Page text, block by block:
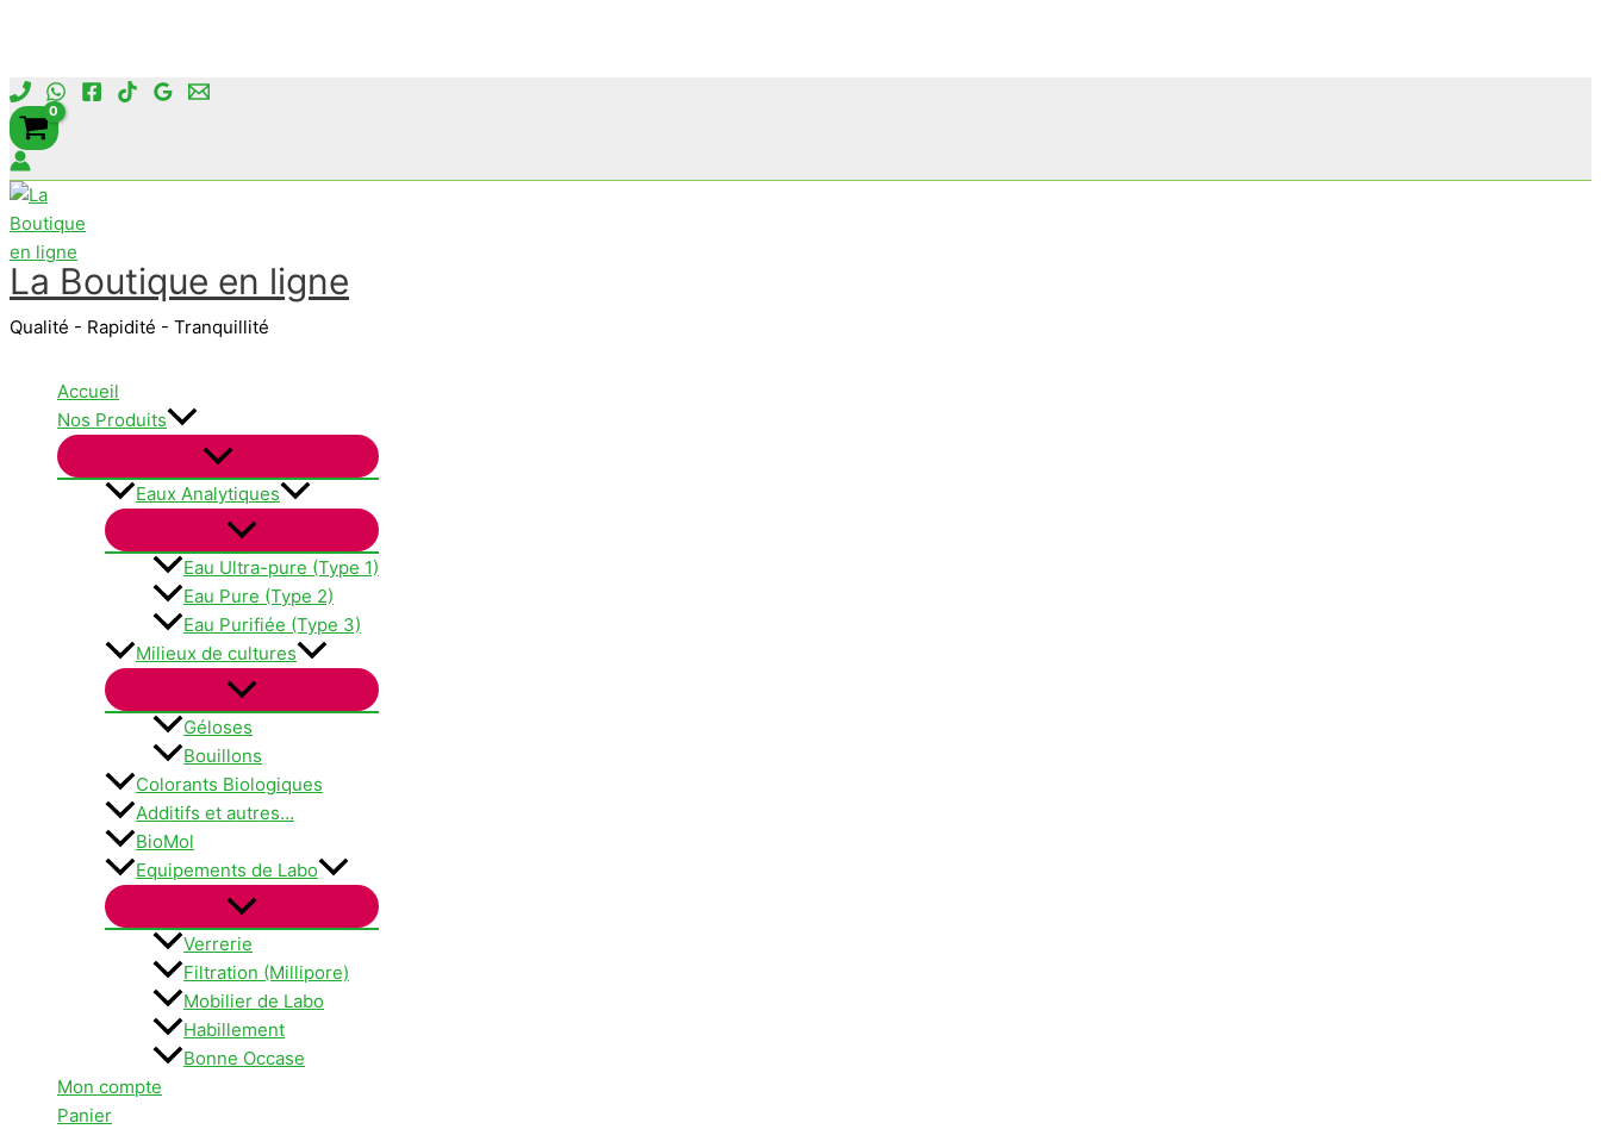
Aller
au
contenu
La Boutique en ligne
Qualité - Rapidité - Tranquillité
Accueil
Nos Produits
Eaux Analytiques
Eau Ultra-pure (Type 1)
Eau Pure (Type 2)
Eau Purifiée (Type 3)
Milieux de cultures
Géloses
Bouillons
Colorants Biologiques
Additifs et autres…
BioMol
Equipements de Labo
Verrerie
Filtration (Millipore)
Mobilier de Labo
Habillement
Bonne Occase
Mon compte
Panier